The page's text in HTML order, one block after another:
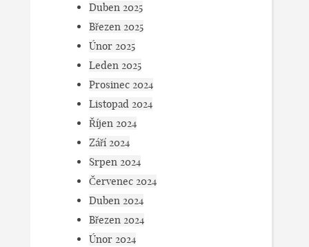
Duben 2025
Březen 2025
Únor 2025
Leden 2025
Prosinec 2024
Listopad 2024
Říjen 2024
Září 2024
Srpen 2024
Červenec 2024
Duben 2024
Březen 2024
Únor 2024